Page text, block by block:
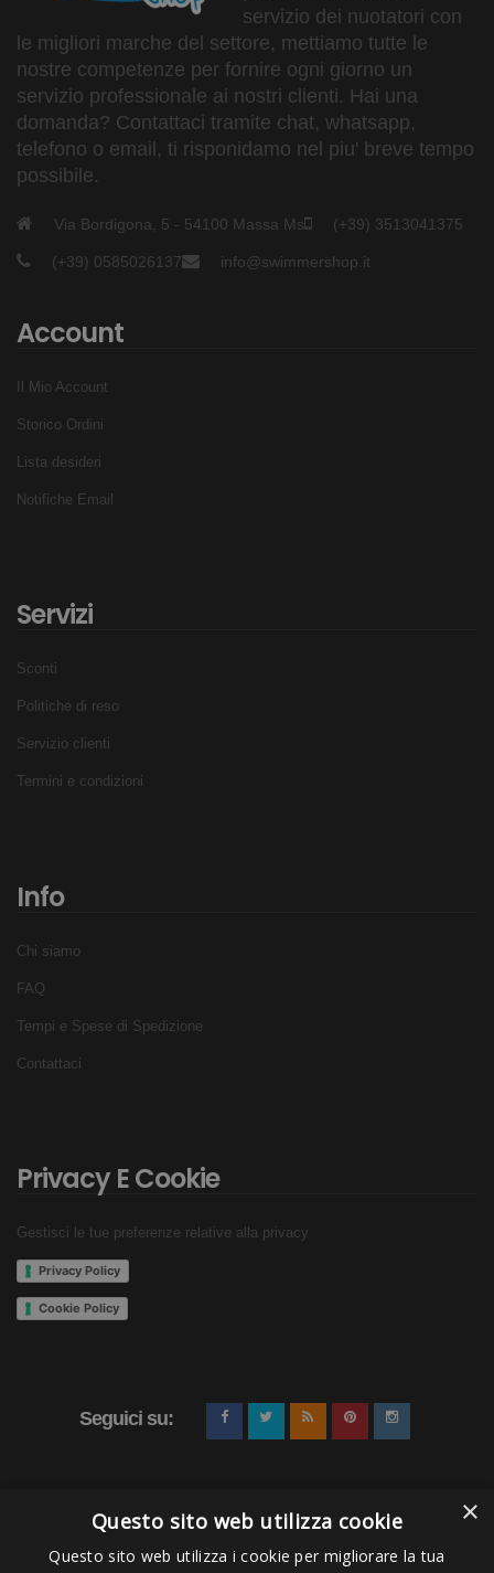
servizio dei nuotatori con
le migliori marche del settore, mettiamo tutte le
nostre competenze per fornire ogni giorno un
servizio professionale ai nostri clienti. Hai una
domanda? Contattaci tramite chat, whatsapp,
telefono o email, ti risponidamo nel piu' breve tempo
possibile.
Via Bordigona, 5 - 54100 Massa Ms (+39) 3513041375
(+39) 0585026137 info@swimmershop.it
Account
Il Mio Account
Storico Ordini
Lista desideri
Notifiche Email
Servizi
Sconti
Politiche di reso
Servizio clienti
Termini e condizioni
Info
Chi siamo
FAQ
Tempi e Spese di Spedizione
Contattaci
Privacy E Cookie
Gestisci le tue preferenze relative alla privacy
Privacy Policy
Cookie Policy
Seguici su:
×
Questo sito web utilizza cookie
Questo sito web utilizza i cookie per migliorare la tua